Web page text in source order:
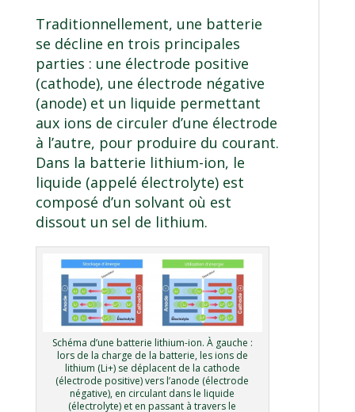
Traditionnellement, une batterie
se décline en trois principales
parties : une électrode positive
(cathode), une électrode négative
(anode) et un liquide permettant
aux ions de circuler d’une électrode
à l’autre, pour produire du courant.
Dans la batterie lithium-ion, le
liquide (appelé électrolyte) est
composé d’un solvant où est
dissout un sel de lithium.
Schéma d’une batterie lithium-ion. À gauche :
lors de la charge de la batterie, les ions de
lithium (Li+) se déplacent de la cathode
(électrode positive) vers l’anode (électrode
négative), en circulant dans le liquide
(électrolyte) et en passant à travers le